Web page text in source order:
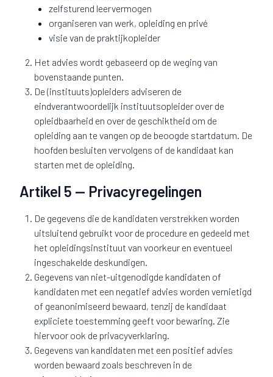
zelfsturend leervermogen
organiseren van werk, opleiding en privé
visie van de praktijkopleider
Het advies wordt gebaseerd op de weging van
bovenstaande punten.
De (instituuts)opleiders adviseren de
eindverantwoordelijk instituutsopleider over de
opleidbaarheid en over de geschiktheid om de
opleiding aan te vangen op de beoogde startdatum. De
hoofden besluiten vervolgens of de kandidaat kan
starten met de opleiding.
Artikel 5 — Privacyregelingen
De gegevens die de kandidaten verstrekken worden
uitsluitend gebruikt voor de procedure en gedeeld met
het opleidingsinstituut van voorkeur en eventueel
ingeschakelde deskundigen.
Gegevens van niet-uitgenodigde kandidaten of
kandidaten met een negatief advies worden vernietigd
of geanonimiseerd bewaard, tenzij de kandidaat
expliciete toestemming geeft voor bewaring. Zie
hiervoor ook de privacyverklaring.
Gegevens van kandidaten met een positief advies
worden bewaard zoals beschreven in de